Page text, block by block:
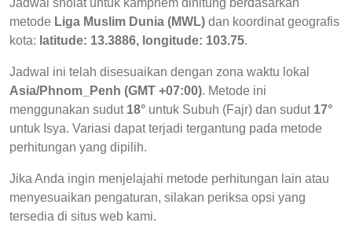
Jadwal sholat untuk kamphem dihitung berdasarkan
metode Liga Muslim Dunia (MWL) dan koordinat geografis
kota: latitude: 13.3886, longitude: 103.75.
Jadwal ini telah disesuaikan dengan zona waktu lokal
Asia/Phnom_Penh (GMT +07:00). Metode ini
menggunakan sudut 18° untuk Subuh (Fajr) dan sudut 17°
untuk Isya. Variasi dapat terjadi tergantung pada metode
perhitungan yang dipilih.
Jika Anda ingin menjelajahi metode perhitungan lain atau
menyesuaikan pengaturan, silakan periksa opsi yang
tersedia di situs web kami.